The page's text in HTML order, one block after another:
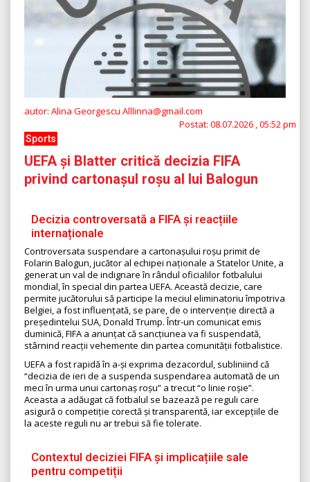
autor: Alina Georgescu Alllinna@gmail.com
Postat: 08.07.2026 , 05:52 pm
Sports
UEFA și Blatter critică decizia FIFA
privind cartonașul roșu al lui Balogun
Decizia controversată a FIFA și reacțiile
internaționale
Controversata suspendare a cartonașului roșu primit de
Folarin Balogun, jucător al echipei naționale a Statelor Unite, a
generat un val de indignare în rândul oficialilor fotbalului
mondial, în special din partea UEFA. Această decizie, care
permite jucătorului să participe la meciul eliminatoriu împotriva
Belgiei, a fost influențată, se pare, de o intervenție directă a
președintelui SUA, Donald Trump. Într-un comunicat emis
duminică, FIFA a anunțat că sancțiunea va fi suspendată,
stârnind reacții vehemente din partea comunității fotbalistice.
UEFA a fost rapidă în a-și exprima dezacordul, subliniind că
“decizia de ieri de a suspenda suspendarea automată de un
meci în urma unui cartonaș roșu” a trecut “o linie roșie”.
Aceasta a adăugat că fotbalul se bazează pe reguli care
asigură o competiție corectă și transparentă, iar excepțiile de
la aceste reguli nu ar trebui să fie tolerate.
Contextul deciziei FIFA și implicațiile sale
pentru competiții